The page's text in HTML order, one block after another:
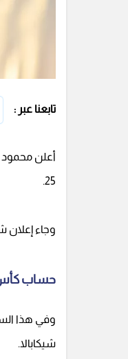
تابعنا عبر :
25.
وجاء إعلان
حساب كأس
وفي هذا
شيكابالا.